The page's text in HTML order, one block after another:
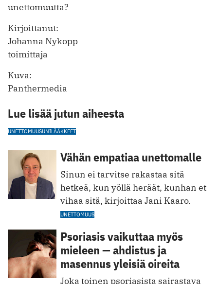
unettomuutta?
Kirjoittanut:
Johanna Nykopp
toimittaja
Kuva:
Panthermedia
Lue lisää jutun aiheesta
UNETTOMUUSUNILÄÄKKEET
Vähän empatiaa unettomalle
Sinun ei tarvitse rakastaa sitä
hetkeä, kun yöllä heräät, kunhan et
vihaa sitä, kirjoittaa Jani Kaaro.
UNETTOMUUS
Psoriasis vaikuttaa myös
mieleen — ahdistus ja
masennus yleisiä oireita
Joka toinen psoriasista sairastava